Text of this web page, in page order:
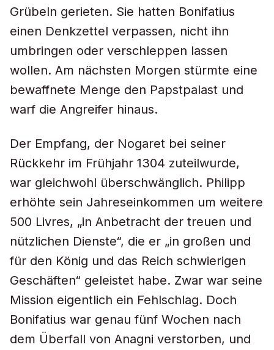
Grübeln gerieten. Sie hatten Bonifatius
einen Denkzettel verpassen, nicht ihn
umbringen oder verschleppen lassen
wollen. Am nächsten Morgen stürmte eine
bewaffnete Menge den Papstpalast und
warf die Angreifer hinaus.
Der Empfang, der Nogaret bei seiner
Rückkehr im Frühjahr 1304 zuteilwurde,
war gleichwohl überschwänglich. Philipp
erhöhte sein Jahreseinkommen um weitere
500 Livres, „in Anbetracht der treuen und
nützlichen Dienste“, die er „in großen und
für den König und das Reich schwierigen
Geschäften“ geleistet habe. Zwar war seine
Mission eigentlich ein Fehlschlag. Doch
Bonifatius war genau fünf Wochen nach
dem Überfall von Anagni verstorben, und